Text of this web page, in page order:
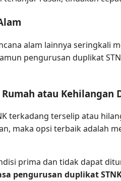
alam lainnya seringkali
pengurusan duplikat
atau Kehilangan
terkadang terselip atau
maka opsi terbaik adalah
prima dan tidak dapat
pengurusan duplikat